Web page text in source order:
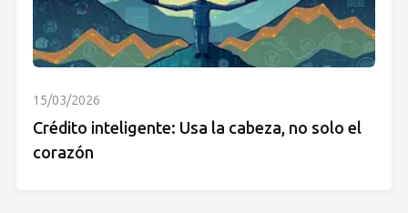
15/03/2026
Crédito inteligente: Usa la cabeza, no solo el
corazón